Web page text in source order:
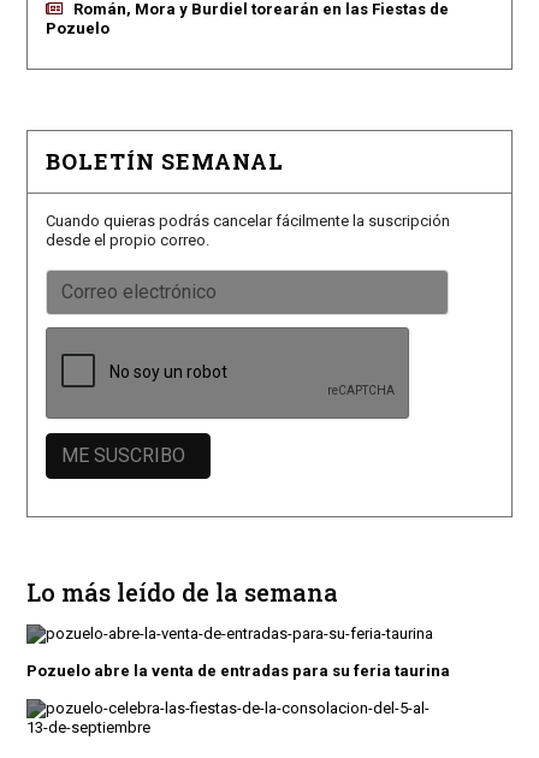
Román, Mora y Burdiel torearán en las Fiestas de
Pozuelo
BOLETÍN SEMANAL
Cuando quieras podrás cancelar fácilmente la suscripción
desde el propio correo.
Lo más leído de la semana
Pozuelo abre la venta de entradas para su feria taurina